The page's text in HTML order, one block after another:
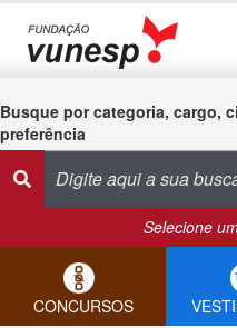
Busque por categoria, cargo,
preferência
Selecione
CONCURSOS